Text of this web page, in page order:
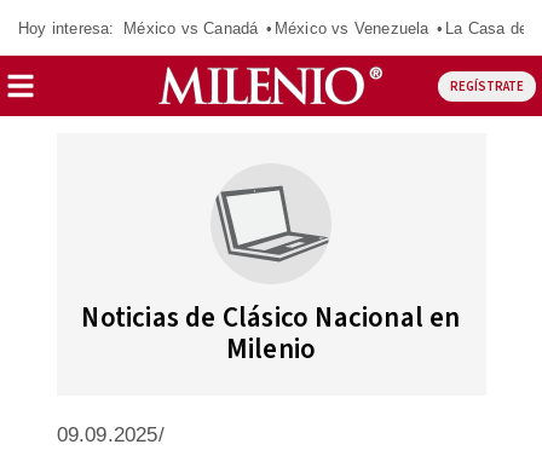
Hoy interesa: México vs Canadá México vs Venezuela La Casa de
REGÍSTRATE
Noticias de Clásico Nacional en
Milenio
09.09.2025/